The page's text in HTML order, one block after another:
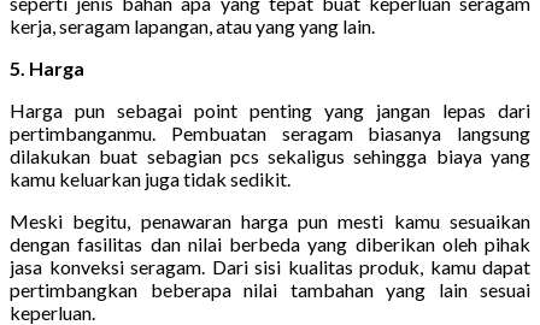
kerja, seragam lapangan, atau yang yang lain.
5. Harga
Harga pun sebagai point penting yang jangan lepas dari
pertimbanganmu. Pembuatan seragam biasanya langsung
dilakukan buat sebagian pcs sekaligus sehingga biaya yang
kamu keluarkan juga tidak sedikit.
Meski begitu, penawaran harga pun mesti kamu sesuaikan
dengan fasilitas dan nilai berbeda yang diberikan oleh pihak
jasa konveksi seragam. Dari sisi kualitas produk, kamu dapat
pertimbangkan beberapa nilai tambahan yang lain sesuai
keperluan.